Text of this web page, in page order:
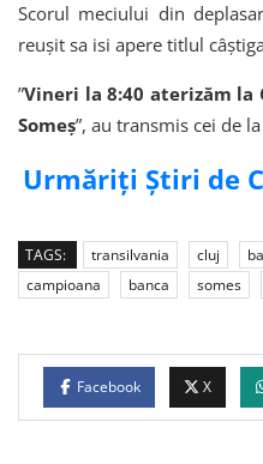
Scorul meciului din
reușit sa isi apere titlul
”Vineri la 8:40 aterizăm la
Someș”, au transmis cei de
Urmăriți Știri de
TAGS: transilvania cluj
campioana
banca somes
Facebook X